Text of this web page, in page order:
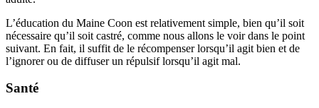
L’éducation du Maine Coon est relativement simple, bien qu’il soit
nécessaire qu’il soit castré, comme nous allons le voir dans le point
suivant. En fait, il suffit de le récompenser lorsqu’il agit bien et de
l’ignorer ou de diffuser un répulsif lorsqu’il agit mal.
Santé